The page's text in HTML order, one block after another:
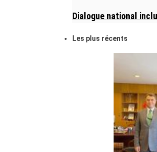
Dialogue national
Les plus récents